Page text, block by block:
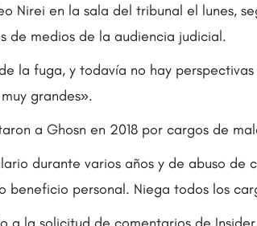
Nirei en la sala del tribunal el lunes,
de medios de la audiencia judicial.
la fuga, y todavía no hay perspectivas
grandes».
a Ghosn en 2018 por cargos de
durante varios años y de abuso de
beneficio personal. Niega todos los